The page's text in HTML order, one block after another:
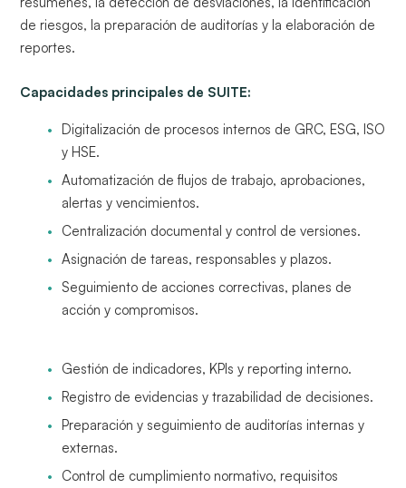
de riesgos, la preparación de auditorías y la elaboración de
reportes.
Capacidades principales de SUITE:
Digitalización de procesos internos de GRC, ESG, ISO
y HSE.
Automatización de flujos de trabajo, aprobaciones,
alertas y vencimientos.
Centralización documental y control de versiones.
Asignación de tareas, responsables y plazos.
Seguimiento de acciones correctivas, planes de
acción y compromisos.
Gestión de indicadores, KPIs y reporting interno.
Registro de evidencias y trazabilidad de decisiones.
Preparación y seguimiento de auditorías internas y
externas.
Control de cumplimiento normativo, requisitos